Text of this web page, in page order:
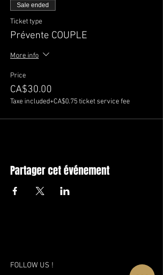
Sale ended
Ticket type
Prévente COUPLE
More info
Price
CA$30.00
Taxe included+CA$0.75 ticket service fee
Partager cet événement
FOLLOW US !